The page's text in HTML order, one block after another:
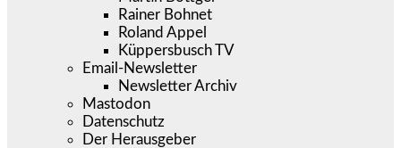
Rainer Bohnet
Roland Appel
Küppersbusch TV
Email-Newsletter
Newsletter Archiv
Mastodon
Datenschutz
Der Herausgeber